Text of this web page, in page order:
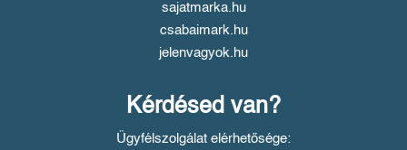
sajatmarka.hu
csabaimark.hu
jelenvagyok.hu
Kérdésed van?
Ügyfélszolgálat elérhetősége: